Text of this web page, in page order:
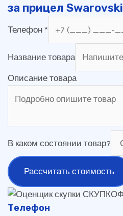
за прицел Swarovski
Телефон *
Название товара
Описание товара
В каком состоянии товар?
Рассчитать стоимость
Телефон